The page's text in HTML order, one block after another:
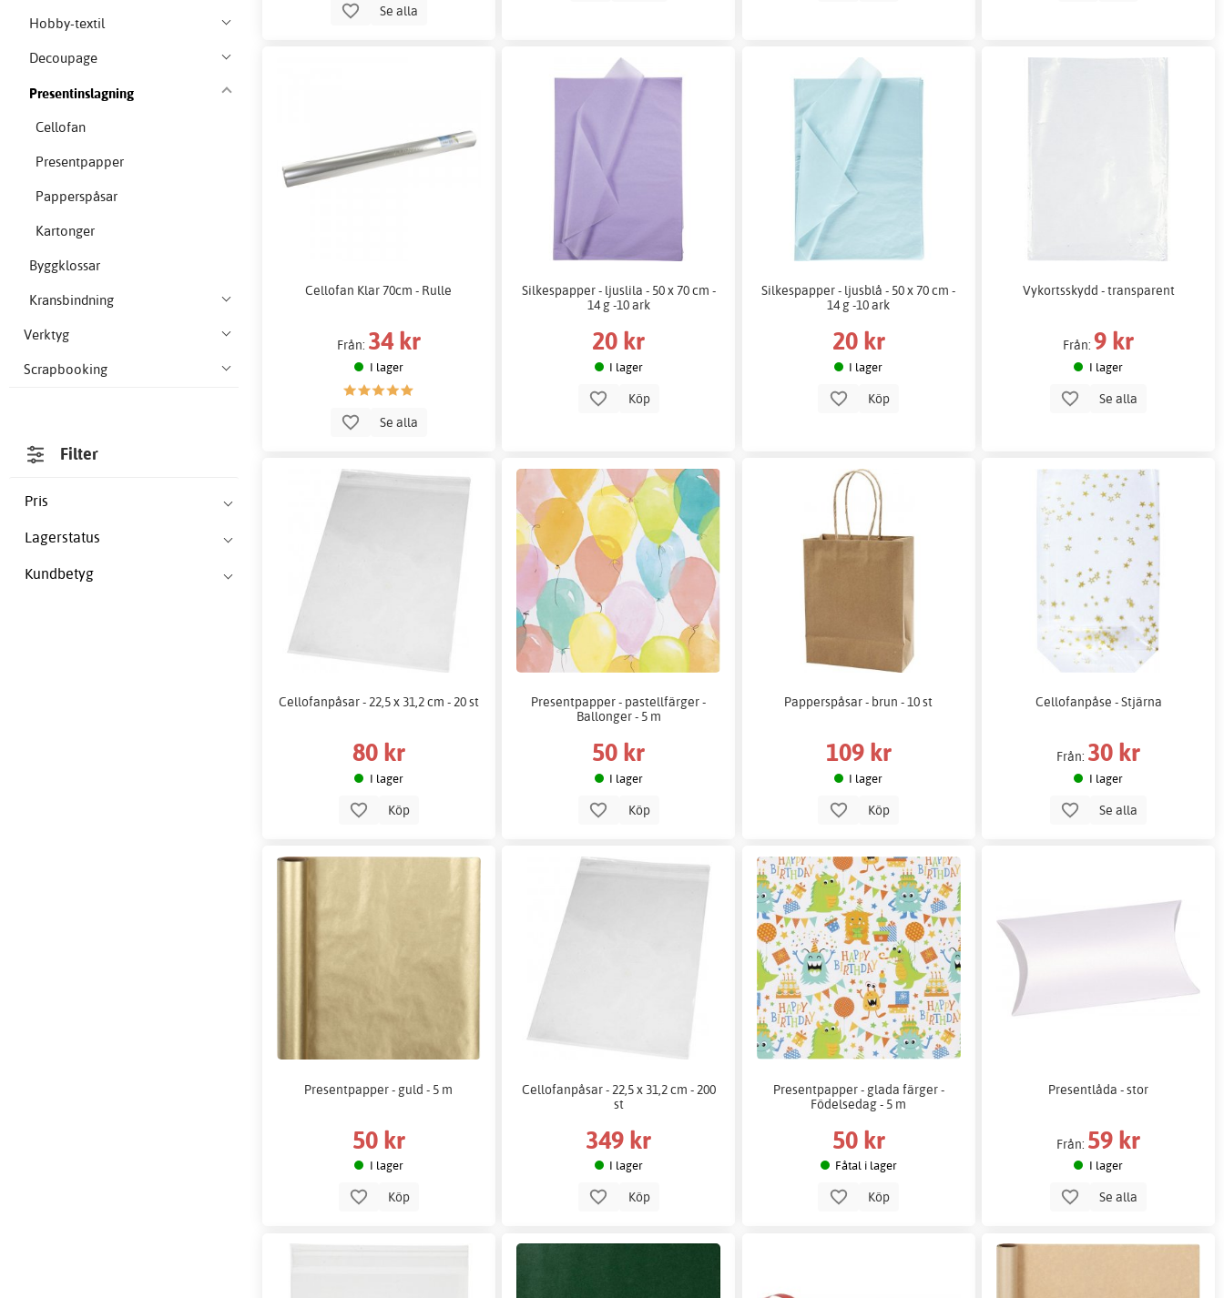
Hobby-textil
Decoupage
Presentinslagning
Cellofan
Presentpapper
Papperspåsar
Kartonger
Byggklossar
Kransbindning
Verktyg
Scrapbooking
Filter
Pris
Lagerstatus
Kundbetyg
Se alla
Cellofan Klar 70cm - Rulle
Från: 34 kr
I lager
Se alla
Silkespapper - ljuslila - 50 x 70 cm -
14 g -10 ark
20 kr
I lager
Köp
Silkespapper - ljusblå - 50 x 70 cm -
14 g -10 ark
20 kr
I lager
Köp
Vykortsskydd - transparent
Från: 9 kr
I lager
Se alla
Cellofanpåsar - 22,5 x 31,2 cm - 20 st
80 kr
I lager
Köp
Presentpapper - pastellfärger -
Ballonger - 5 m
50 kr
I lager
Köp
Papperspåsar - brun - 10 st
109 kr
I lager
Köp
Cellofanpåse - Stjärna
Från: 30 kr
I lager
Se alla
Presentpapper - guld - 5 m
50 kr
I lager
Köp
Cellofanpåsar - 22,5 x 31,2 cm - 200
st
349 kr
I lager
Köp
Presentpapper - glada färger -
Födelsedag - 5 m
50 kr
Fåtal i lager
Köp
Presentlåda - stor
Från: 59 kr
I lager
Se alla